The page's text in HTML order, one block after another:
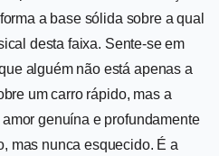
a base sólida sobre a qual
desta faixa. Sente-se em
alguém não está apenas a
um carro rápido, mas a
genuína e profundamente
mas nunca esquecido. É a